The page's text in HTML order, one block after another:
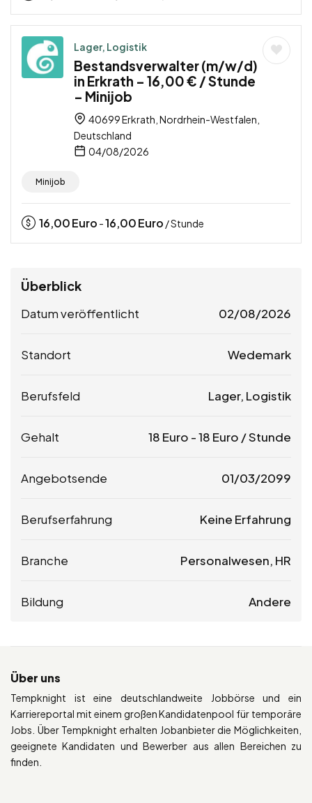
Lager, Logistik
Bestandsverwalter (m/w/d)
in Erkrath – 16,00 € / Stunde
– Minijob
40699 Erkrath, Nordrhein-Westfalen,
Deutschland
04/08/2026
Minijob
16,00Euro -16,00Euro / Stunde
Überblick
Datum veröffentlicht 02/08/2026
Standort Wedemark
Berufsfeld Lager, Logistik
Gehalt 18 Euro -18 Euro / Stunde
Angebotsende 01/03/2099
Berufserfahrung Keine Erfahrung
Branche Personalwesen, HR
Bildung Andere
Über uns
Tempknight ist eine deutschlandweite Jobbörse und ein
Karriereportal mit einem großen Kandidatenpool für temporäre
Jobs. Über Tempknight erhalten Jobanbieter die Möglichkeiten,
geeignete Kandidaten und Bewerber aus allen Bereichen zu
finden.